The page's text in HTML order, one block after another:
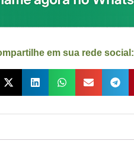
em sua rede social: